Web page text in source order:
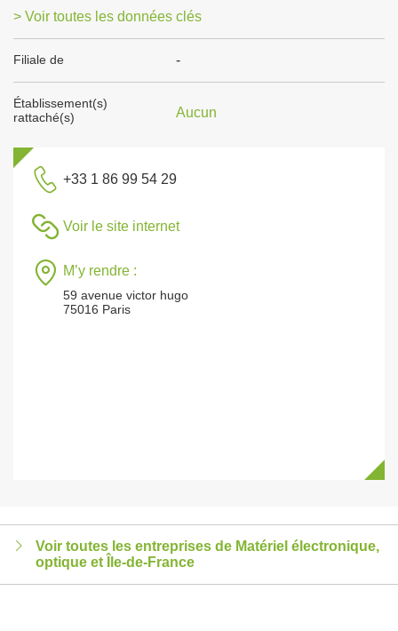
> Voir toutes les données clés
Filiale de -
Établissement(s)
rattaché(s)
Aucun
+33 1 86 99 54 29
Voir le site internet
M’y rendre :
59 avenue victor hugo
75016 Paris
Voir toutes les entreprises de Matériel électronique,
optique et Île-de-France